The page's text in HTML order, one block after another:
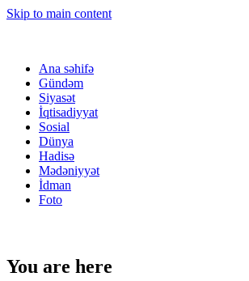
Skip to main content
Ana səhifə
Gündəm
Siyasət
İqtisadiyyat
Sosial
Dünya
Hadisə
Mədəniyyət
İdman
Foto
You are here